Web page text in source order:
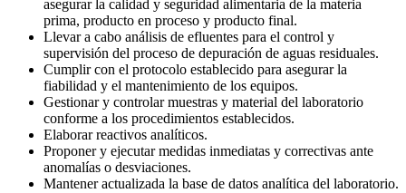
asegurar la calidad y seguridad alimentaria de la materia
prima, producto en proceso y producto final.
Llevar a cabo análisis de efluentes para el control y
supervisión del proceso de depuración de aguas residuales.
Cumplir con el protocolo establecido para asegurar la
fiabilidad y el mantenimiento de los equipos.
Gestionar y controlar muestras y material del laboratorio
conforme a los procedimientos establecidos.
Elaborar reactivos analíticos.
Proponer y ejecutar medidas inmediatas y correctivas ante
anomalías o desviaciones.
Mantener actualizada la base de datos analítica del laboratorio.